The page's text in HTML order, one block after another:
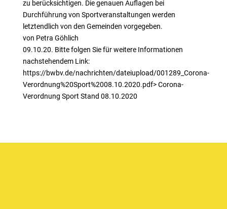
zu berücksichtigen. Die genauen Auflagen bei
Durchführung von Sportveranstaltungen werden
letztendlich von den Gemeinden vorgegeben.
von Petra Göhlich
09.10.20. Bitte folgen Sie für weitere Informationen
nachstehendem Link:
https://bwbv.de/nachrichten/dateiupload/001289_Corona-
Verordnung%20Sport%2008.10.2020.pdf> Corona-
Verordnung Sport Stand 08.10.2020